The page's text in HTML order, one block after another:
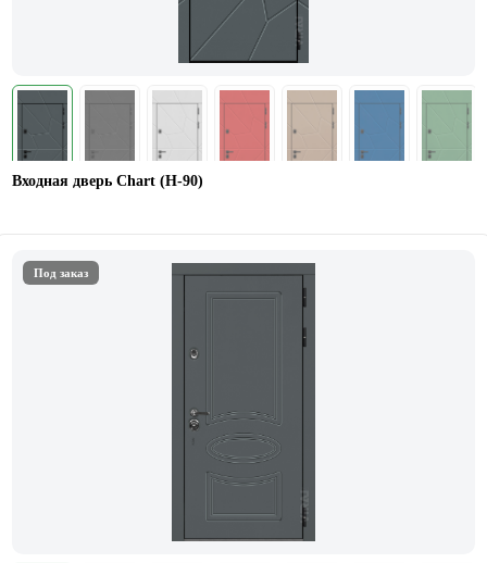
Входная дверь Chart (Н-90)
Под заказ